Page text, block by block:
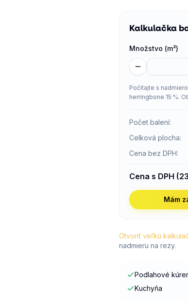
Kalkulačka
Množstvo (m²)
Počítajte s
herringbone 15 %.
Počet balení:
Celková plocha:
Cena bez DPH:
Cena s DPH
Mám
Otvoriť veľkú
nadmieru na rezy.
Podlahové
Kuchyňa